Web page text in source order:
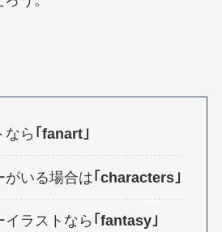
なら ｢fanart｣
がいる場合は｢characters｣
イラストなら ｢fantasy｣